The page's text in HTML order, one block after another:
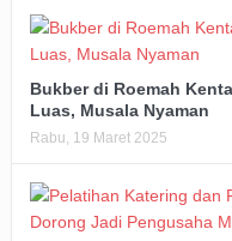
Bukber di Roemah
Luas, Musala Nyaman
Rabu, 19 Maret 2025